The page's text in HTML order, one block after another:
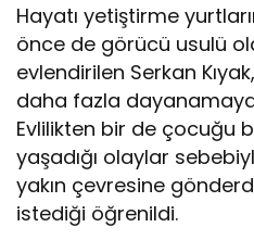
Hayatı yetiştirme
önce de görücü usulü
evlendirilen Serkan
daha fazla
Evlilikten bir de çocuğu
yaşadığı olaylar
yakın çevresine
istediği öğrenildi.